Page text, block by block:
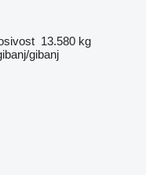
13.580 kg
gibanj